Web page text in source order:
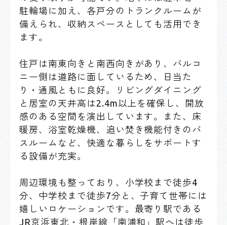
駐輪場に加え、各戸分のトランクルームが
備えられ、収納スペースとしても活用でき
ます。
住戸は南東向きと南西向きがあり、バルコ
ニー側は道路に面しているため、日当た
り・通風ともに良好。リビングダイニング
と居室の天井高は2.4m以上を確保し、開放
感のある空間を演出しています。また、床
暖房、浴室乾燥機、追い焚き機能付きのバ
スルームなど、快適な暮らしをサポートす
る設備が充実。
周辺環境も整っており、小学校まで徒歩4
分、中学校まで徒歩7分と、子育て世帯には
嬉しいロケーションです。最寄り駅である
JR京浜東北・根岸線「南浦和」駅へは徒歩